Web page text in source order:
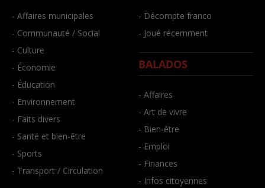
- Affaires municipales
- Communauté / Social
- Culture
- Économie
- Éducation
- Environnement
- Faits divers
- Santé et bien-être
- Sports
- Transport / Circulation
- Décompte franco
- Joué récemment
BALADOS
- Affaires
- Art de vivre
- Bien-être
- Emploi
- Finances
- Infos citoyennes